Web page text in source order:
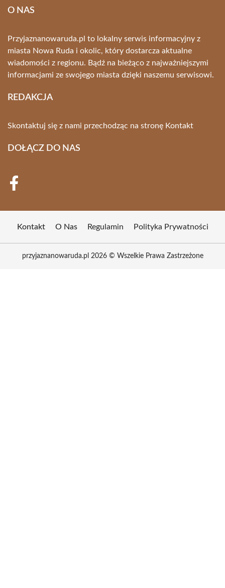
O NAS
Przyjaznanowaruda.pl to lokalny serwis informacyjny z
miasta Nowa Ruda i okolic, który dostarcza aktualne
wiadomości z regionu. Bądź na bieżąco z najważniejszymi
informacjami ze swojego miasta dzięki naszemu serwisowi.
REDAKCJA
Skontaktuj się z nami przechodząc na stronę Kontakt
DOŁĄCZ DO NAS
Kontakt O Nas Regulamin Polityka Prywatności
przyjaznanowaruda.pl 2026 © Wszelkie Prawa Zastrzeżone